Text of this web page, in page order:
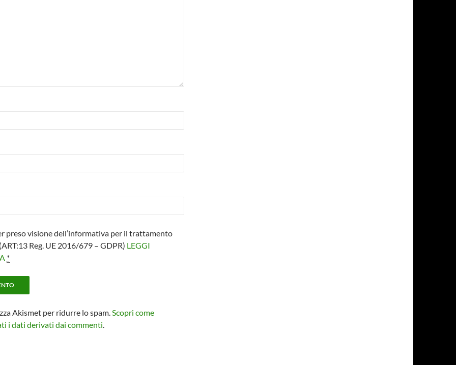
preso visione dell’informativa per il trattamento
Reg. UE 2016/679 – GDPR) LEGGI
*
Akismet per ridurre lo spam.Scopri come
i dati derivati dai commenti.